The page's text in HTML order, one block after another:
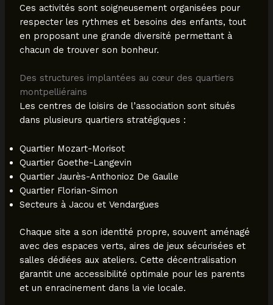
Ces activités sont soigneusement organisées pour
respecter les rythmes et besoins des enfants, tout
en proposant une grande diversité permettant à
chacun de trouver son bonheur.
Des structures implantées au cœur des quartiers
montpelliérains
Les centres de loisirs de l’association sont situés
dans plusieurs quartiers stratégiques :
Quartier Mozart-Morisot
Quartier Goethe-Langevin
Quartier Jaurès-Anthonioz De Gaulle
Quartier Florian-Simon
Secteurs à Jacou et Vendargues
Chaque site a son identité propre, souvent aménagé
avec des espaces verts, aires de jeux sécurisées et
salles dédiées aux ateliers. Cette décentralisation
garantit une accessibilité optimale pour les parents
et un enracinement dans la vie locale.